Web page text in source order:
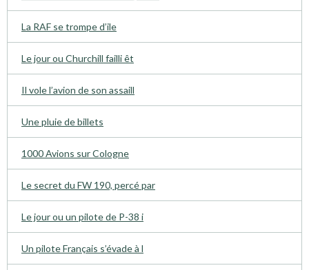
La RAF se trompe d’ile
Le jour ou Churchill failli êt
Il vole l’avion de son assaill
Une pluie de billets
1000 Avions sur Cologne
Le secret du FW 190, percé par
Le jour ou un pilote de P-38 i
Un pilote Français s’évade à l